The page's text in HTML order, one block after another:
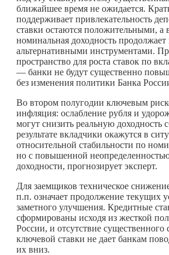
ближайшее время не ожидается.
поддерживает привлекательность
ставки остаются положительными, а
номинальная доходность продолжает
альтернативными инструментами.
пространство для роста ставок по
— банки не будут существенно
без изменения политики Банка
Во втором полугодии ключевым
инфляция: ослабление рубля и
могут снизить реальную доходность
результате вкладчики окажутся в
относительной стабильности по
но с повышенной
доходности, прогнозирует эксперт.
Для заемщиков техническое
п.п. означает продолжение текущих
заметного улучшения. Кредитные
сформированы исходя из жесткой
России, и отсутствие существенного
ключевой ставки не дает банкам
их вниз.